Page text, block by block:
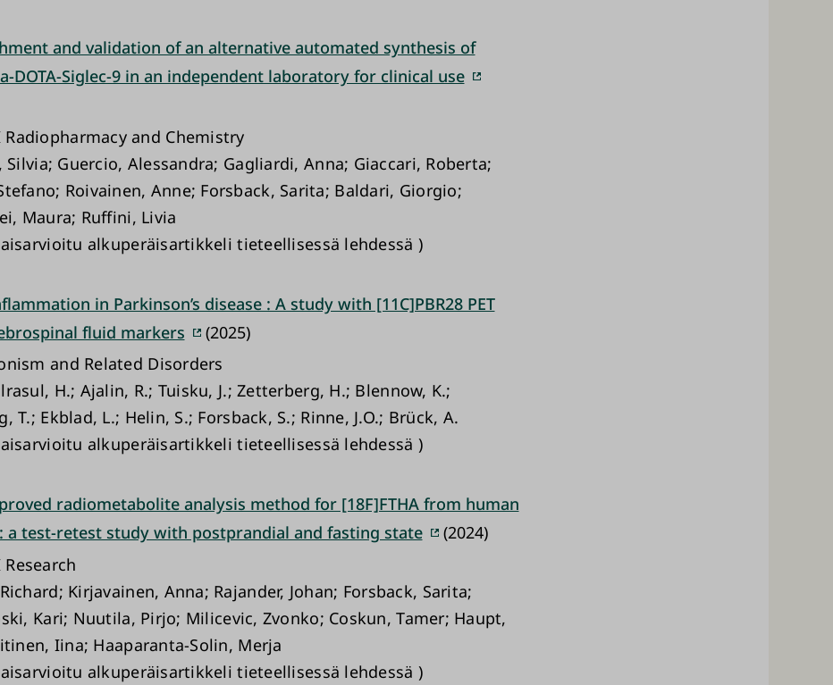
and validation of an alternative automated synthesis of
DOTA-Siglec-9 in an independent laboratory for clinical use
Radiopharmacy and Chemistry
Guercio, Alessandra; Gagliardi, Anna; Giaccari, Roberta;
Roivainen, Anne; Forsback, Sarita; Baldari, Giorgio;
Maura; Ruffini, Livia
alkuperäisartikkeli tieteellisessä lehdessä )
in Parkinson’s disease : A study with [11C]PBR28 PET
fluid markers
(2025)
and Related Disorders
H.; Ajalin, R.; Tuisku, J.; Zetterberg, H.; Blennow, K.;
T.; Ekblad, L.; Helin, S.; Forsback, S.; Rinne, J.O.; Brück, A.
alkuperäisartikkeli tieteellisessä lehdessä )
radiometabolite analysis method for [18F]FTHA from human
a test-retest study with postprandial and fasting state
(2024)
Research
Kirjavainen, Anna; Rajander, Johan; Forsback, Sarita;
Kari; Nuutila, Pirjo; Milicevic, Zvonko; Coskun, Tamer; Haupt,
Iina; Haaparanta-Solin, Merja
alkuperäisartikkeli tieteellisessä lehdessä )